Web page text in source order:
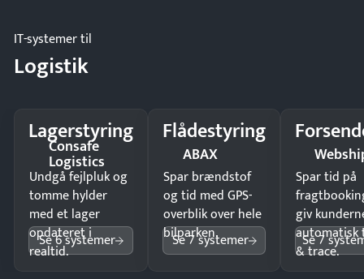
IT-systemer til
Logistik
Lagerstyring
Consafe
Logistics
Undgå fejlpluk og
tomme hylder
med et lager
opdateret i
realtid.
Se 6 systemer
Flådestyring
ABAX
Spar brændstof
og tid med GPS-
overblik over hele
bilparken.
Se 7 systemer
Spar tid på
giv
automatisk
& trace.
Se 7